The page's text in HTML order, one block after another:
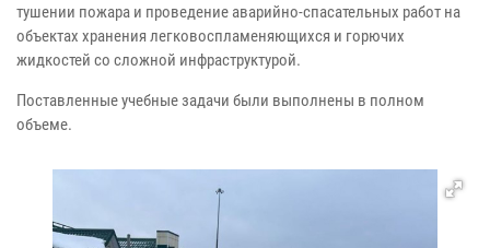
тушении пожара и проведение аварийно-спасательных работ на
объектах хранения легковоспламеняющихся и горючих
жидкостей со сложной инфраструктурой.
Поставленные учебные задачи были выполнены в полном
объеме.